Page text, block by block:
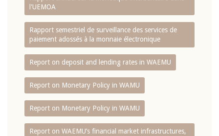
l'UEMOA
Rapport semestriel de surveillance des services de
paiement adossés à la monnaie électronique
Report on deposit and lending rates in WAEMU
Report on Monetary Policy in WAMU
Report on Monetary Policy in WAMU
Report on WAEMU’s financial market infrastructures,